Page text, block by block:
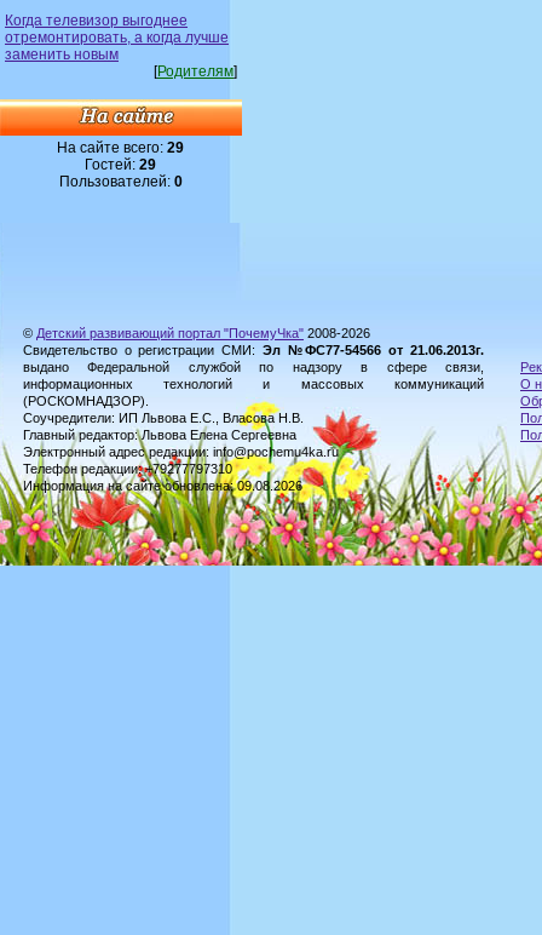
Когда телевизор выгоднее
отремонтировать, а когда лучше
заменить новым
[Родителям]
На сайте всего:29
Гостей:29
Пользователей: 0
© Детский развивающий портал "ПочемуЧка" 2008-2026
Свидетельство о регистрации СМИ: Эл №ФС77-54566 от 21.06.2013г.
выдано Федеральной службой по надзору в сфере связи,
информационных технологий и массовых коммуникаций
(РОСКОМНАДЗОР).
Соучредители: ИП Львова Е.С., Власова Н.В.
Главный редактор: Львова Елена Сергеевна
Электронный адрес редакции: info@pochemu4ka.ru
Телефон редакции: +79277797310
Информация на сайте обновлена: 09.08.2026
О